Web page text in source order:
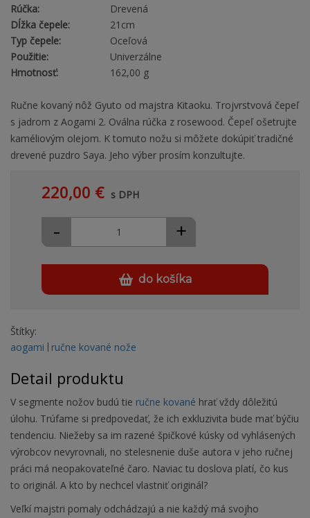
Rúčka:
Drevená
Dĺžka čepele:
21cm
Typ čepele:
Oceľová
Použitie:
Univerzálne
Hmotnosť:
162,00 g
Ručne kovaný nôž Gyuto od majstra Kitaoku. Trojvrstvová čepeľ
s jadrom z Aogami 2. Oválna rúčka z rosewood. Čepeľ ošetrujte
kaméliovým olejom. K tomuto nožu si môžete dokúpiť tradičné
drevené puzdro Saya. Jeho výber prosím konzultujte.
220,00 € s DPH
+
-
do košíka
Štítky:
aogami
ručne kované nože
Detail produktu
V segmente nožov budú tie ručne kované hrať vždy dôležitú
úlohu. Trúfame si predpovedať, že ich exkluzivita bude mať býčiu
tendenciu. Niežeby sa im razené špičkové kúsky od vyhlásených
výrobcov nevyrovnali, no stelesnenie duše autora v jeho ručnej
práci má neopakovateľné čaro. Naviac tu doslova platí, čo kus
to originál. A kto by nechcel vlastniť originál?
Veľkí majstri pomaly odchádzajú a nie každý má svojho